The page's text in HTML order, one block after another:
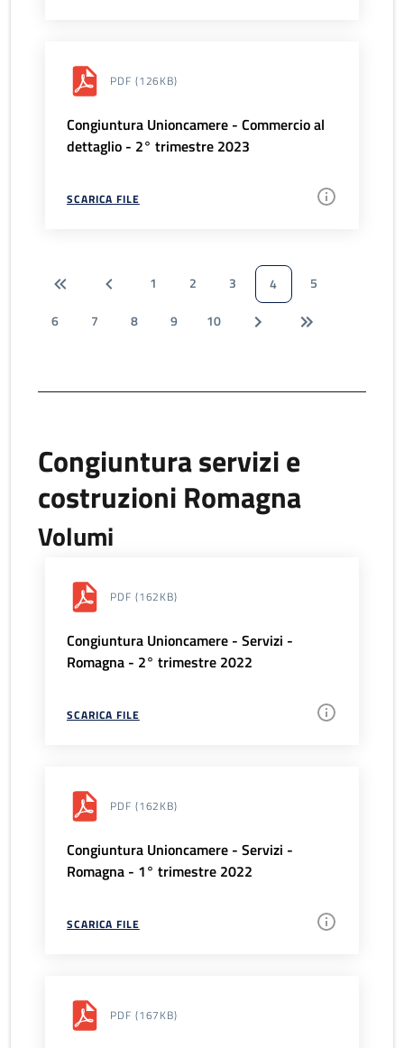
PDF (126KB)
Congiuntura Unioncamere - Commercio al
dettaglio - 2° trimestre 2023
SCARICA FILE
1 2 3 4
5
6
7 8 9 10
Congiuntura servizi e
costruzioni Romagna
Volumi
PDF (162KB)
Congiuntura Unioncamere - Servizi -
Romagna - 2° trimestre 2022
SCARICA FILE
PDF (162KB)
Congiuntura Unioncamere - Servizi -
Romagna - 1° trimestre 2022
SCARICA FILE
PDF (167KB)